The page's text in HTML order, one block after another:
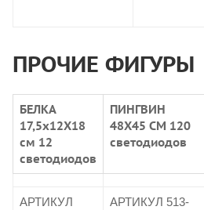
ПРОЧИЕ ФИГУРЫ
БЕЛКА
17,5х12Х18
см 12
светодиодов
ПИНГВИН
48Х45 СМ 120
светодиодов
АРТИКУЛ
АРТИКУЛ 513-